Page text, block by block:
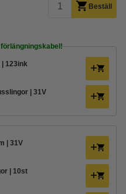
Beställ
| 123ink
| 31V
| 31V
| 10st